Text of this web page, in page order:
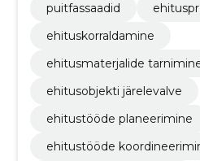
puitfassaadid
ehituskorraldamine
ehitusmaterjalide
ehitusobjekti järelevalve
ehitustööde planeerimine
ehitustööde